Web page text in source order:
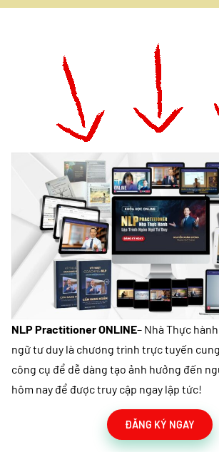
NLP Practitioner ONLINE– Nhà Thực
ngữ tư duy là chương trình trực tuyến
công cụ để dễ dàng tạo ảnh hưởng đến
hôm nay để được truy cập ngay lập tức!
ĐĂNG KÝ NGAY